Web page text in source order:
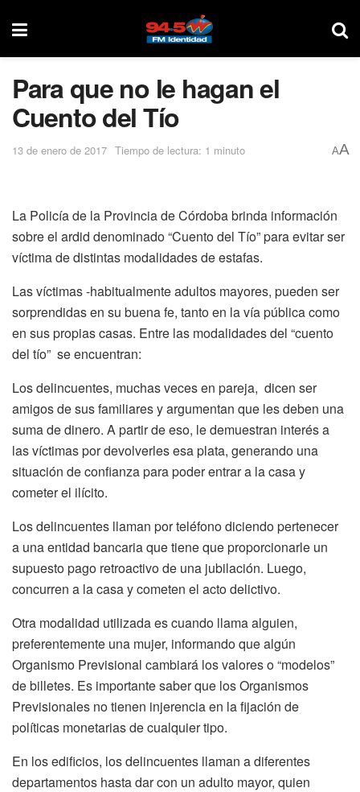
Para que no le hagan el
Cuento del Tío
13 de enero de 2017 Tiempo de lectura: 1 minuto AA
La Policía de la Provincia de Córdoba brinda información
sobre el ardid denominado “Cuento del Tío” para evitar ser
víctima de distintas modalidades de estafas.
Las víctimas -habitualmente adultos mayores, pueden ser
sorprendidas en su buena fe, tanto en la vía pública como
en sus propias casas. Entre las modalidades del “cuento
del tío” se encuentran:
Los delincuentes, muchas veces en pareja, dicen ser
amigos de sus familiares y argumentan que les deben una
suma de dinero. A partir de eso, le demuestran interés a
las víctimas por devolverles esa plata, generando una
situación de confianza para poder entrar a la casa y
cometer el ilícito.
Los delincuentes llaman por teléfono diciendo pertenecer
a una entidad bancaria que tiene que proporcionarle un
supuesto pago retroactivo de una jubilación. Luego,
concurren a la casa y cometen el acto delictivo.
Otra modalidad utilizada es cuando llama alguien,
preferentemente una mujer, informando que algún
Organismo Previsional cambiará los valores o “modelos”
de billetes. Es importante saber que los Organismos
Previsionales no tienen injerencia en la fijación de
políticas monetarias de cualquier tipo.
En los edificios, los delincuentes llaman a diferentes
departamentos hasta dar con un adulto mayor, quien